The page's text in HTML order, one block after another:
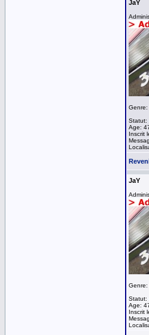
JaY
Genre:
Statut:
Age:
Inscrit
JaY
Genre:
Statut:
Age:
Inscrit